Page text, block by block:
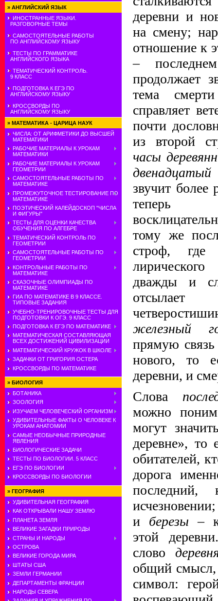
» АНГЛИЙСКИЙ ЯЗЫК
ИНОСТРАННЫЕ ЯЗЫКИ.
РАЗГОВОРНЫЕ ТЕМЫ
САМОСТОЯТЕЛЬНЫЕ РАБОТЫ
ПО АНГЛИЙСКОМУ ЯЗЫКУ
ТЕСТЫ ПО ГРАММАТИКЕ
АНГЛИЙСКОГО ЯЗЫКА
ТЕМАТИЧЕСКИЙ КОНТРОЛЬ.
9 КЛАСС
ПОДГОТОВКА К ЕГЭ ПО
АНГЛИЙСКОМУ ЯЗЫКУ
КРОССВОРДЫ ПО
АНГЛИЙСКОМУ ЯЗЫКУ
» МАТЕМАТИКА - ЦАРИЦА НАУК
ЧИСЛА: ОТ АРИФМЕТИКИ ДО ВЫСШЕЙ
МАТЕМАТИКИ
РАБОЧИЕ МАТЕРИАЛЫ К УРОКАМ
МАТЕМАТИКИ
РАБОЧИЕ МАТЕРИАЛЫ К УРОКАМ
ГЕОМЕТРИИ
САМОСТОЯТЕЛЬНЫЕ РАБОТЫ ПО
МАТЕМАТИКЕ
ПРОМЕЖУТОЧНОЕ ТЕСТИРОВАНИЕ ПО
МАТЕМАТИКЕ
ПОЭТИЧЕСКИЙ КАЛЕЙДОСКОП "ЧИСЛА
И ФИГУРЫ"
ТЕСТЫ ДЛЯ ОЦЕНКИ КАЧЕСТВА
ОБУЧЕНИЯ ПО АЛГЕБРЕ
ТЕМАТИЧЕСКИЙ КОНТРОЛЬ ПО
ГЕОМЕТРИИ
САМОСТОЯТЕЛЬНЫЕ РАБОТЫ ПО
ГЕОМЕТРИИ
КОНТРОЛЬНЫЕ РАБОТЫ ПО
МАТЕМАТИКЕ
СКАЗОЧНЫЕ ОЛИМПИАДЫ ПО
МАТЕМАТИКЕ
ГИА ПО МАТЕМАТИКЕ В 9 КЛАССЕ.
ТИПОВЫЕ ЗАДАНИЯ
УЧЕБНО-ТРЕНИРОВОЧНЫЕ ТЕСТЫ ДЛЯ
ПОДГОТОВКИ К ОГЭ. 9 КЛАСС
ПОДГОТОВКА К ЕГЭ ПО МАТЕМАТИКЕ
МАТЕМАТИЧЕСКАЯ СОСТАВЛЯЮЩАЯ
ВСЕХ ДОСТИЖЕНИЙ ЦИВИЛИЗАЦИИ
МАТЕМАТИЧЕСКИЙ КРУЖОК В ШКОЛЕ
ЗАДАЧКИ ОТ ГРИГОРИЯ ОСТЕРА
КРОССВОРДЫ ПО МАТЕМАТИКЕ
» БИОЛОГИЯ
БОТАНИКА
ЗООЛОГИЯ
ИЗУЧАЕМ ЧЕЛОВЕЧЕСКИЙ ОРГАНИЗМ
УДИВИТЕЛЬНЫЕ ФАКТЫ О ЧЕЛОВЕКЕ К
УРОКАМ АНАТОМИИ
САМЫЕ НЕОБЫЧНЫЕ ПРИРОДНЫЕ
ЯВЛЕНИЯ
БИОЛОГИЧЕСКИЕ ЗАДАЧИ
ТЕСТЫ ПО БИОЛОГИИ. 5 КЛАСС
ЕГЭ ПО БИОЛОГИИ
КРОССВОРДЫ ПО БИОЛОГИИ
» ГЕОГРАФИЯ
УДИВИТЕЛЬНАЯ ГЕОГРАФИЯ
КАК ОТКРЫВАЛИ НАШУ ЗЕМЛЮ
ПЛАНЕТА ЗЕМЛЯ
ВЕЛИКИЕ ЗАГАДКИ ПРИРОДЫ
СТРАНЫ И НАРОДЫ
ОСТРОВА
ВЕЛИКИЕ ГОРОДА МИРА
ШТАТЫ США
ЗЕМЛИ ГЕРМАНИИ
ДЕПАРТАМЕНТЫ ФРАНЦИИ
НАРОДЫ СЕВЕРА
деревни и
на смену;
отношение к
–
продолжает
тема
справляет
почти
из второй
часы
двенадцатый
звучит более
теперь
тому же
строф,
дважды и
железный
прямую
нового, то
деревни, и
Слова
можно
могут
деревне», то
обитателей,
дорога
и березы –
этой
слово
общий смысл,
символ: